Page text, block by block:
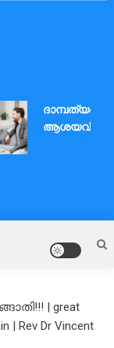
| great
| Rev Dr Vincent